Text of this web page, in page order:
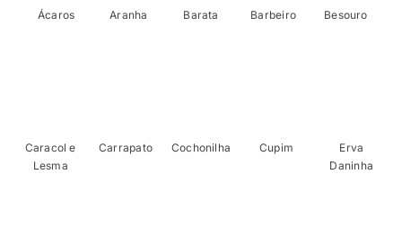
Ácaros Aranha Barata Barbeiro Besouro
Caracol e
Lesma
Carrapato Cochonilha Cupim
Erva
Daninha